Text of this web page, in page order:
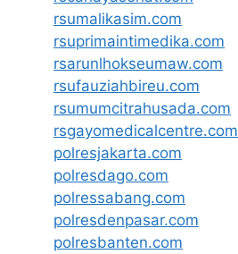
rsumalikasim.com
rsuprimaintimedika.com
rsarunlhokseumaw.com
rsufauziahbireu.com
rsumumcitrahusada.com
rsgayomedicalcentre.com
polresjakarta.com
polresdago.com
polressabang.com
polresdenpasar.com
polresbanten.com